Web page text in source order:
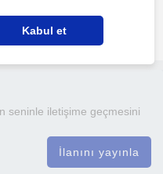
Ücretsiz iletişime geç
seninle iletişime geçmesini
İlanını yayınla
Kabul et